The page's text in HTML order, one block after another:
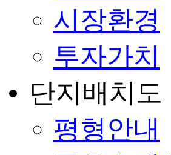
시장환경
투자가치
단지배치도
평형안내